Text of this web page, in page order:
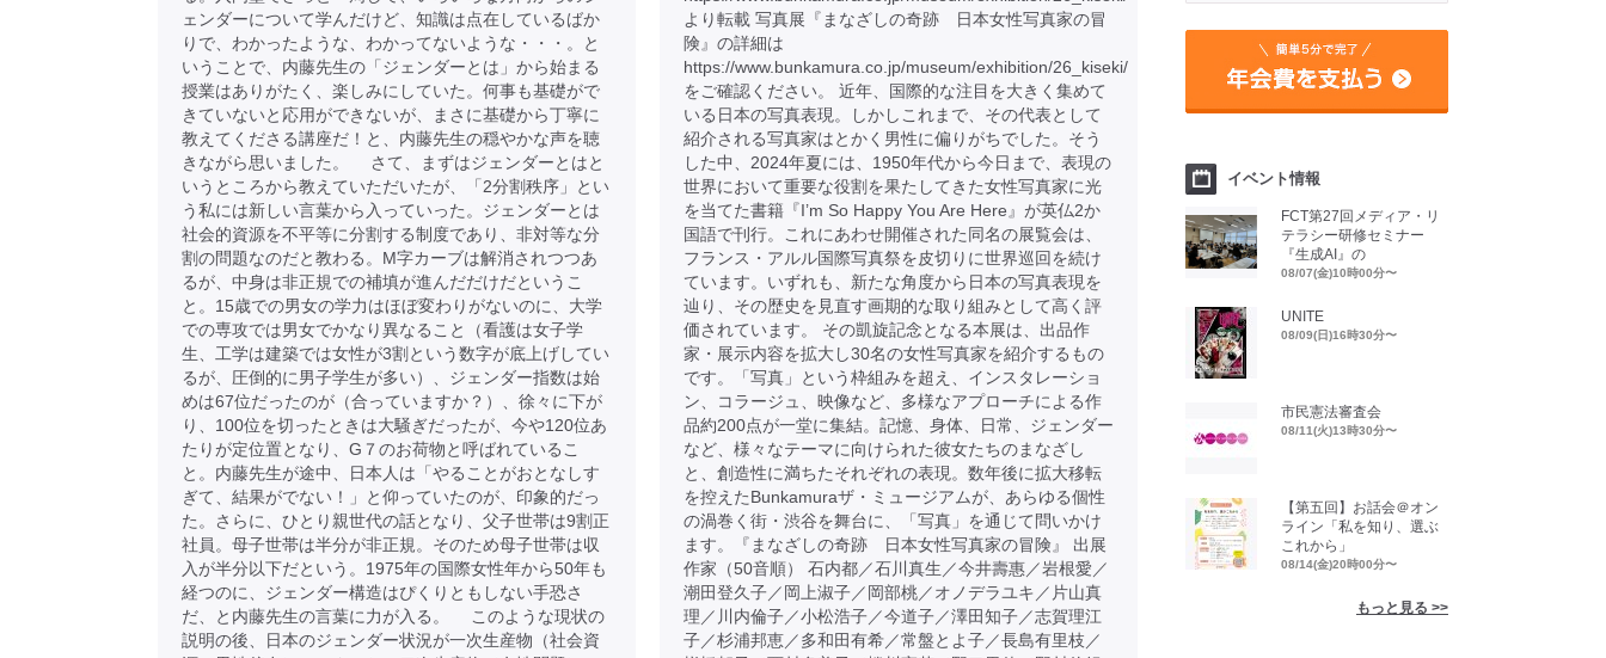
ェンダーについて学んだけど、知識は点在しているばか
りで、わかったような、わかってないような・・・。と
いうことで、内藤先生の「ジェンダーとは」から始まる
授業はありがたく、楽しみにしていた。何事も基礎がで
きていないと応用ができないが、まさに基礎から丁寧に
教えてくださる講座だ！と、内藤先生の穏やかな声を聴
きながら思いました。 さて、まずはジェンダーとはと
いうところから教えていただいたが、「2分割秩序」とい
う私には新しい言葉から入っていった。ジェンダーとは
社会的資源を不平等に分割する制度であり、非対等な分
割の問題なのだと教わる。M字カーブは解消されつつあ
るが、中身は非正規での補填が進んだだけだというこ
と。15歳での男女の学力はほぼ変わりがないのに、大学
での専攻では男女でかなり異なること（看護は女子学
生、工学は建築では女性が3割という数字が底上げしてい
るが、圧倒的に男子学生が多い）、ジェンダー指数は始
めは67位だったのが（合っていますか？）、徐々に下が
り、100位を切ったときは大騒ぎだったが、今や120位あ
たりが定位置となり、G７のお荷物と呼ばれているこ
と。内藤先生が途中、日本人は「やることがおとなしす
ぎて、結果がでない！」と仰っていたのが、印象的だっ
た。さらに、ひとり親世代の話となり、父子世帯は9割正
社員。母子世帯は半分が非正規。そのため母子世帯は収
入が半分以下だという。1975年の国際女性年から50年も
経つのに、ジェンダー構造はぴくりともしない手恐さ
だ、と内藤先生の言葉に力が入る。 このような現状の
説明の後、日本のジェンダー状況が一次生産物（社会資
より転載 写真展『まなざしの奇跡 日本女性写真家の冒
険』の詳細は
https://www.bunkamura.co.jp/museum/exhibition/26_kiseki/
をご確認ください。 近年、国際的な注目を大きく集めて
いる日本の写真表現。しかしこれまで、その代表として
紹介される写真家はとかく男性に偏りがちでした。そう
した中、2024年夏には、1950年代から今日まで、表現の
世界において重要な役割を果たしてきた女性写真家に光
を当てた書籍『I’m So Happy You Are Here』が英仏2か
国語で刊行。これにあわせ開催された同名の展覧会は、
フランス・アルル国際写真祭を皮切りに世界巡回を続け
ています。いずれも、新たな角度から日本の写真表現を
辿り、その歴史を見直す画期的な取り組みとして高く評
価されています。 その凱旋記念となる本展は、出品作
家・展示内容を拡大し30名の女性写真家を紹介するもの
です。「写真」という枠組みを超え、インスタレーショ
ン、コラージュ、映像など、多様なアプローチによる作
品約200点が一堂に集結。記憶、身体、日常、ジェンダー
など、様々なテーマに向けられた彼女たちのまなざし
と、創造性に満ちたそれぞれの表現。数年後に拡大移転
を控えたBunkamuraザ・ミュージアムが、あらゆる個性
の渦巻く街・渋谷を舞台に、「写真」を通じて問いかけ
ます。『まなざしの奇跡 日本女性写真家の冒険』 出展
作家（50音順） 石内都／石川真生／今井壽惠／岩根愛／
潮田登久子／岡上淑子／岡部桃／オノデラユキ／片山真
理／川内倫子／小松浩子／今道子／澤田知子／志賀理江
子／杉浦邦恵／多和田有希／常盤とよ子／長島有里枝／
イベント情報
FCT第27回メディア・リ
テラシー研修セミナー
『生成AI』の
08/07(金)10時00分〜
UNITE
08/09(日)16時30分〜
市民憲法審査会
08/11(火)13時30分〜
【第五回】お話会＠オン
ライン「私を知り、選ぶ
これから」
08/14(金)20時00分〜
もっと見る >>